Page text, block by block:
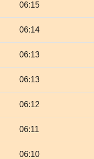
06:15
06:14
06:13
06:13
06:12
06:11
06:10